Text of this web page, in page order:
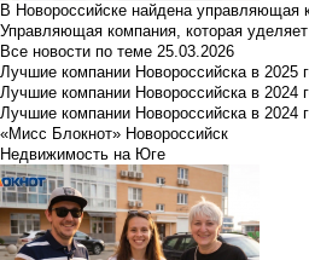
В Новороссийске найдена управляющая
Управляющая компания, которая
Все новости по теме 25.03.2026
Лучшие компании Новороссийска в 2025
Лучшие компании Новороссийска в 2024
Лучшие компании Новороссийска в
«Мисс Блокнот» Новороссийск
Недвижимость на Юге